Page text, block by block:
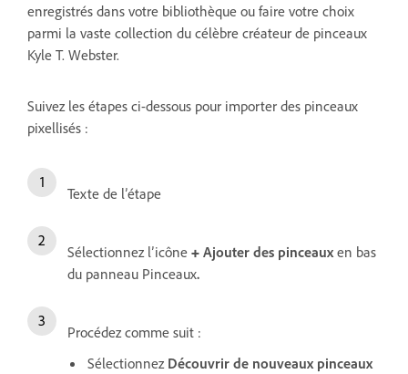
enregistrés dans votre bibliothèque ou faire votre choix
parmi la vaste collection du célèbre créateur de pinceaux
Kyle T. Webster.
Suivez les étapes ci-dessous pour importer des pinceaux
pixellisés :
Texte de l’étape
Sélectionnez l’icône + Ajouter des pinceauxen bas
du panneau Pinceaux.
Procédez comme suit :
Sélectionnez Découvrir de nouveaux pinceaux